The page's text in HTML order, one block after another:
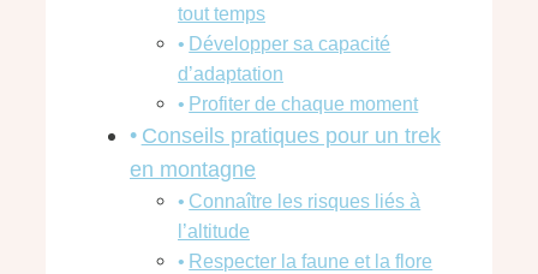
tout temps
Développer sa capacité
d’adaptation
Profiter de chaque moment
Conseils pratiques pour un trek
en montagne
Connaître les risques liés à
l’altitude
Respecter la faune et la flore